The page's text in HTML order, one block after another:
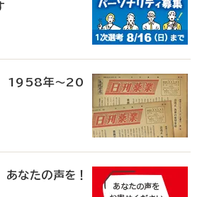
1958年～20
なたの声を！